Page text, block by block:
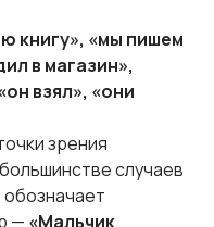
книгу», «мы пишем
в магазин»,
взял», «они
зрения
случаев
— «Мальчик